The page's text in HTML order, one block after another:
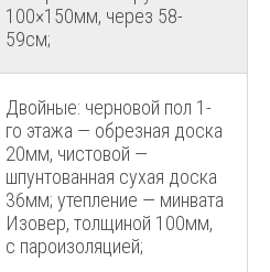
100×150мм, через 58-
59см;
Двойные: черновой пол 1-
го этажа — обрезная доска
20мм, чистовой —
шпунтованная сухая доска
36мм; утепление — минвата
Изовер, толщиной 100мм,
с пароизоляцией;